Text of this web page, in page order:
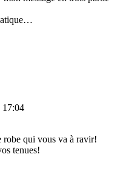
17:04
robe qui vous va à ravir!
tenues!